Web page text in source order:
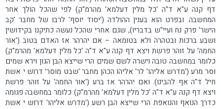
דף קנה ע"א ד"ה 'כל מלין דעלמא' מהרמ"ק) לפי שהכל הולך אחר
המחשבה. ובפרט הוא בענין ההולדה ('יסוד יוסף' לרבו של מחבר 'קב
הישר' פרק נח ועיי"ש בדבריו), שגם אחרי שהכל נעשה כתיקנו בקידושין
ושבע ברכות ובטהרה ולא בטומאה – אם יהרהר אז האדם בטוב ('אור
החמה' על זוהר פרשת ויצא דף קנה ע"א ד"ה 'כל מלין דעלמא' מהרמ"ק)
כלומר במחשבה טובה וישרה לשם שמים הרי שייצא הבן הגון וירא שמים
וסר מרע ('מדרש אליהו' לר' אליהו הכהן מחבר 'שבט מוסר' דרוש י אשת
חיל ד"ה אף להבינו). ואם יהרהר אז ברע ('אור החמה' על זוהר פרשת
ויצא דף קנה ע"א ד"ה 'כל מלין דעלמא' מהרמ"ק) כלומר במחשבה פגומה
כדרך הנואף והנואפת הרי שייצא הבן רשע ('מדרש אליהו' דרוש י אשת